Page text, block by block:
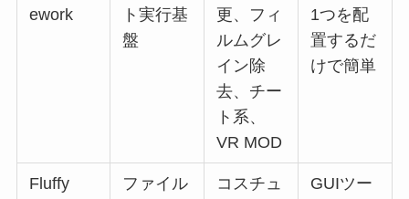
ework
ト実行基
盤
更、フィ
ルムグレ
イン除
去、チー
ト系、
VR MOD
1つを配
置するだ
けで簡単
Fluffy
ファイル
コスチュ
GUIツー